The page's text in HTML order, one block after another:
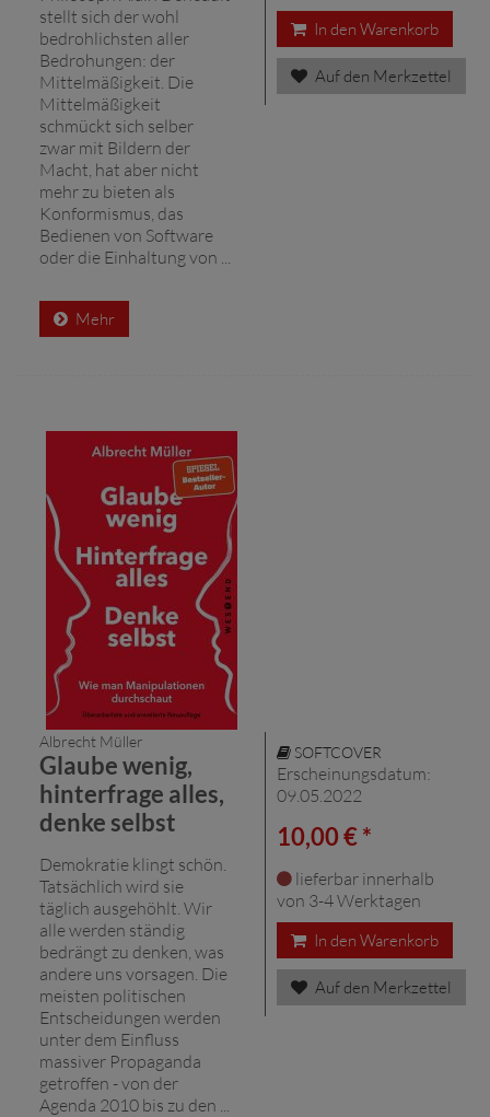
stellt sich der wohl
bedrohlichsten aller
Bedrohungen: der
Mittelmäßigkeit. Die
Mittelmäßigkeit
schmückt sich selber
zwar mit Bildern der
Macht, hat aber nicht
mehr zu bieten als
Konformismus, das
Bedienen von Software
oder die Einhaltung von ...
Mehr
In den Warenkorb
Auf den Merkzettel
Albrecht Müller
Glaube wenig,
hinterfrage alles,
denke selbst
Demokratie klingt schön.
Tatsächlich wird sie
täglich ausgehöhlt. Wir
alle werden ständig
bedrängt zu denken, was
andere uns vorsagen. Die
meisten politischen
Entscheidungen werden
unter dem Einfluss
massiver Propaganda
getroffen - von der
Agenda 2010 bis zu den ...
SOFTCOVER
Erscheinungsdatum:
09.05.2022
10,00 € *
lieferbar innerhalb
von 3-4 Werktagen
In den Warenkorb
Auf den Merkzettel